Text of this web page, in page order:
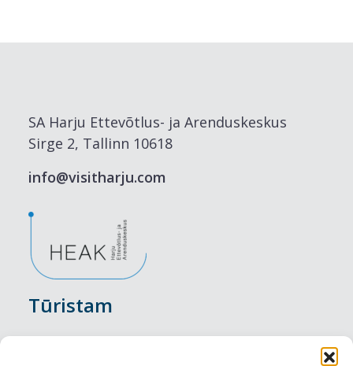
SA Harju Ettevõtlus- ja Arenduskeskus
Sirge 2, Tallinn 10618
info@visitharju.com
Tūristam